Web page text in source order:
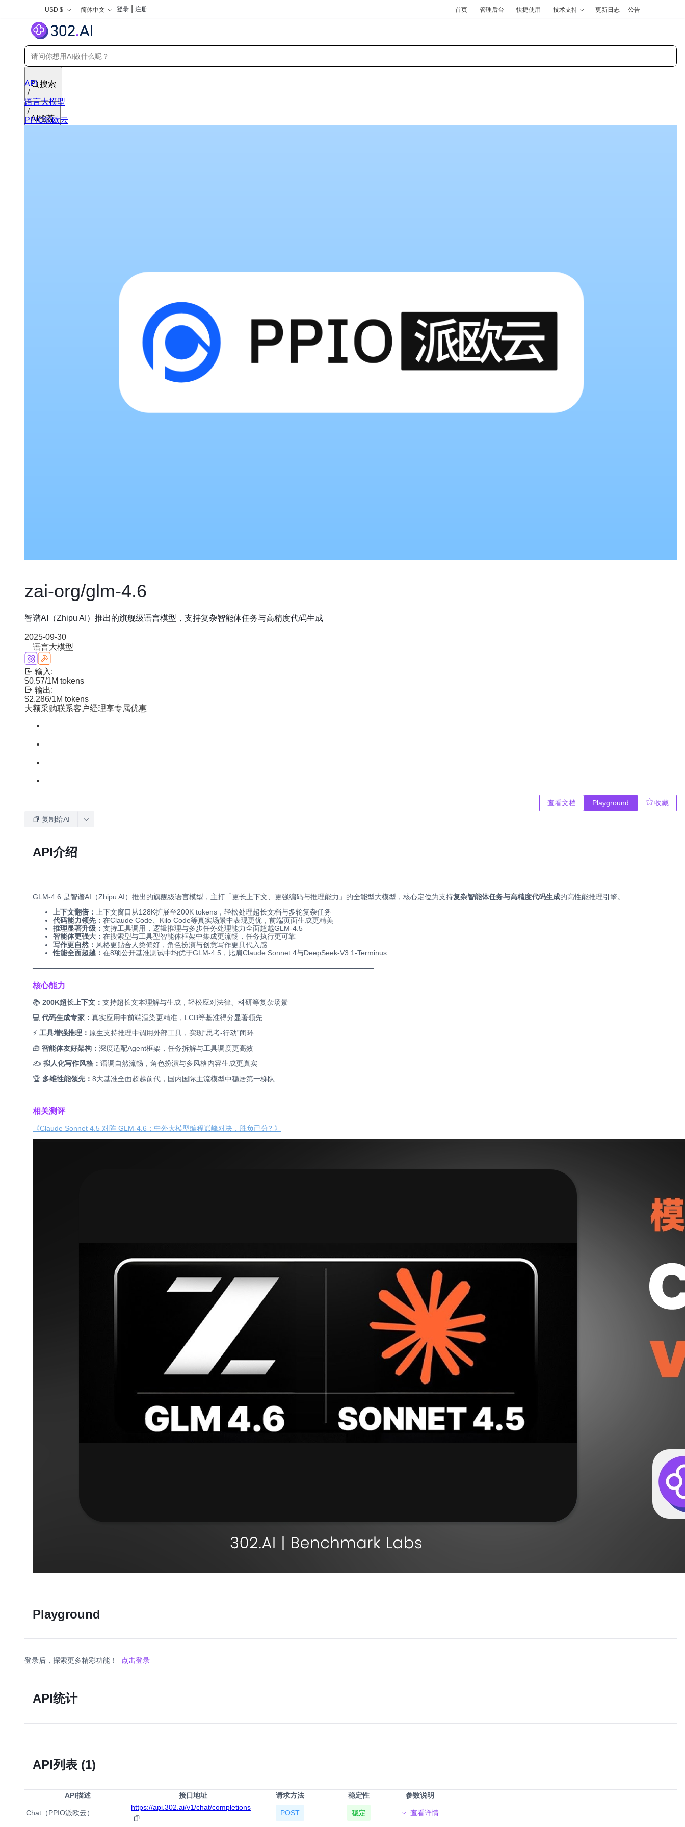
USD $ 简体中文 登录 注册 首页 管理后台 快捷使用 技术支持 更新日志 公告
搜索
AI推荐
API
语言大模型
PPIO派欧云
zai-org/glm-4.6
智谱AI（Zhipu AI）推出的旗舰级语言模型，支持复杂智能体任务与高精度代码生成
2025-09-30
语言大模型
输入:
$0.57/1M tokens
输出:
$2.286/1M tokens
大额采购联系客户经理享专属优惠
查看文档 Playground
收藏
复制给AI
API介绍
GLM-4.6 是智谱AI（Zhipu AI）推出的旗舰级语言模型，主打「更长上下文、更强编码与推理能力」的全能型大模型，核心定位为支持复杂智能体任务与高精度代码生成的高性能推理引擎。
上下文翻倍：
上下文窗口从128K扩展至200K tokens，轻松处理超长文档与多轮复杂任务
代码能力领先： 在Claude Code、Kilo Code等真实场景中表现更优，前端页面生成更精美
推理显著升级： 支持工具调用，逻辑推理与多步任务处理能力全面超越GLM-4.5
智能体更强大： 在搜索型与工具型智能体框架中集成更流畅，任务执行更可靠
写作更自然： 风格更贴合人类偏好，角色扮演与创意写作更具代入感
性能全面超越： 在8项公开基准测试中均优于GLM-4.5，比肩Claude Sonnet 4与DeepSeek-V3.1-Terminus
───────────────────────────────────────────────────────────────────
核心能力
📚 200K超长上下文： 支持超长文本理解与生成，轻松应对法律、科研等复杂场景
💻 代码生成专家： 真实应用中前端渲染更精准，LCB等基准得分显著领先
⚡ 工具增强推理： 原生支持推理中调用外部工具，实现“思考-行动”闭环
🧰 智能体友好架构： 深度适配Agent框架，任务拆解与工具调度更高效
✍️ 拟人化写作风格： 语调自然流畅，角色扮演与多风格内容生成更真实
🏆 多维性能领先： 8大基准全面超越前代，国内国际主流模型中稳居第一梯队
───────────────────────────────────────────────────────────────────
相关测评
《Claude Sonnet 4.5 对阵 GLM-4.6：中外大模型编程巅峰对决，胜负已分? 》
Playground
登录后，探索更多精彩功能！ 点击登录
API统计
API列表 (1)
API描述 接口地址 请求方法 稳定性 参数说明
Chat（PPIO派欧云）
https://api.302.ai/v1/chat/completions
POST 稳定 查看详情